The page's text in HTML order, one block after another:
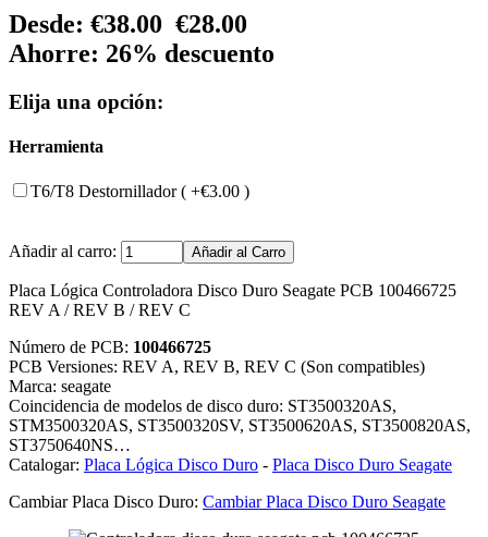
Desde: €38.00 €28.00
Ahorre: 26% descuento
Elija una opción:
Herramienta
T6/T8 Destornillador ( +€3.00 )
Añadir al carro:
Placa Lógica Controladora Disco Duro Seagate PCB 100466725
REV A / REV B / REV C
Número de PCB: 100466725
PCB Versiones: REV A, REV B, REV C (Son compatibles)
Marca: seagate
Coincidencia de modelos de disco duro: ST3500320AS,
STM3500320AS, ST3500320SV, ST3500620AS, ST3500820AS,
ST3750640NS…
Catalogar: Placa Lógica Disco Duro - Placa Disco Duro Seagate
Cambiar Placa Disco Duro: Cambiar Placa Disco Duro Seagate